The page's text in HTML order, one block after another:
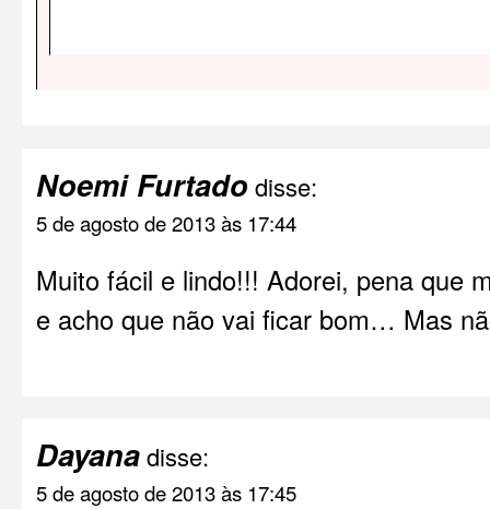
Noemi Furtado disse:
5 de agosto de 2013 às 17:44
Muito fácil e lindo!!! Adorei, pena que
e acho que não vai ficar bom… Mas
Dayanadisse:
5 de agosto de 2013 às 17:45